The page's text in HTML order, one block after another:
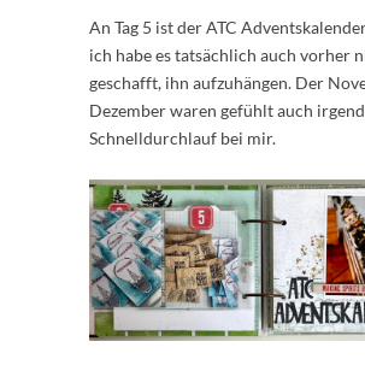
An Tag 5 ist der ATC
ich habe es tatsächlich auch vorher
geschafft, ihn aufzuhängen. Der
Dezember waren gefühlt auch
Schnelldurchlauf bei mir.